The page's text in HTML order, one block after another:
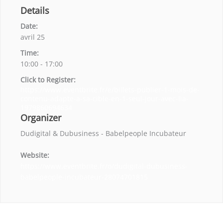
Details
Date:
avril 25
Time:
10:00 - 17:00
Click to Register:
Organizer
Dudigital & Dubusiness - Babelpeople Incubateur
Website: